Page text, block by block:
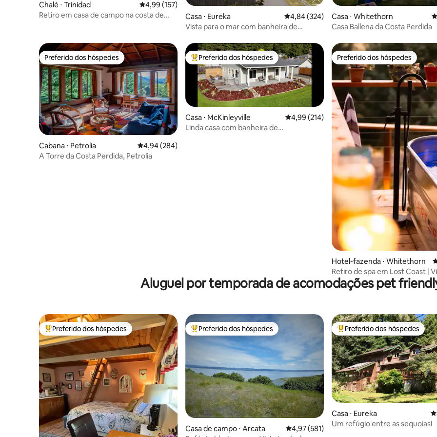
Chalé ⋅ Trinidad 4,99 de uma avaliação média de 5, 157 avaliações
4,99 (157)
Retiro em casa de campo na costa de
Casa ⋅ Eureka 4,84 de uma avaliação média de 5, 324
4,84 (324)
Vista para o mar com banheira de
churrasqueira a gás
Casa ⋅ Whitethorn
Casa Ballena da Costa Perdida
Preferido dos hóspedes
Preferido dos hóspedes
Cabana ⋅ Petrolia 4,94 de uma avaliação média de 5, 284 avaliações
4,94 (284)
A Torre da Costa Perdida, Petrolia
Entre os melhores preferidos dos hóspedes
Preferido dos hóspedes
Casa ⋅ McKinleyville 4,99 de uma avaliação média de 5, 214
4,99 (214)
Linda casa com banheira de
Preferido dos hóspedes
Preferido dos hóspedes
Hotel-fazenda ⋅ Whitethorn
Retiro de spa em Lost Coast |
mar + banheira de
Aluguel por temporada de acomodações pet
Entre os melhores preferidos dos hóspedes
Preferido dos hóspedes Entre os melhores preferidos dos hóspedes
Preferido dos hóspedes
Casa de campo ⋅ Arcata 4,97 de uma avaliação média de 5, 581
4,97 (581)
Entre os melhores preferidos
Preferido dos hóspedes
Casa ⋅ Eureka
Um refúgio entre as sequoias!